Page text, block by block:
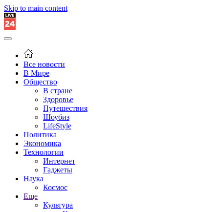
Skip to main content
Все новости
В Мире
Общество
В стране
Здоровье
Путешествия
Шоубиз
LifeStyle
Политика
Экономика
Технологии
Интернет
Гаджеты
Наука
Космос
Еще
Культура